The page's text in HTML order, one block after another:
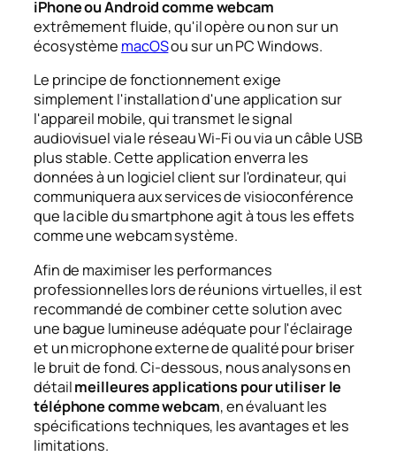
iPhone ou Android comme webcam
extrêmement fluide, qu'il opère ou non sur un
écosystème macOSou sur un PC Windows.
Le principe de fonctionnement exige
simplement l'installation d'une application sur
l'appareil mobile, qui transmet le signal
audiovisuel via le réseau Wi-Fi ou via un câble USB
plus stable. Cette application enverra les
données à un logiciel client sur l'ordinateur, qui
communiquera aux services de visioconférence
que la cible du smartphone agit à tous les effets
comme une webcam système.
Afin de maximiser les performances
professionnelles lors de réunions virtuelles, il est
recommandé de combiner cette solution avec
une bague lumineuse adéquate pour l'éclairage
et un microphone externe de qualité pour briser
le bruit de fond. Ci-dessous, nous analysons en
détailmeilleures applications pour utiliser le
téléphone comme webcam, en évaluant les
spécifications techniques, les avantages et les
limitations.